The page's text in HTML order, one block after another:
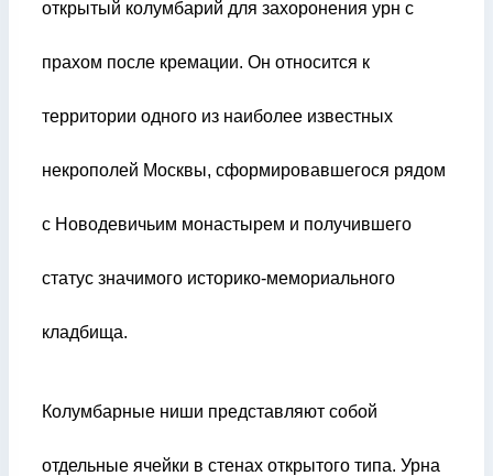
открытый колумбарий для захоронения урн с
прахом после кремации. Он относится к
территории одного из наиболее известных
некрополей Москвы, сформировавшегося рядом
с Новодевичьим монастырем и получившего
статус значимого историко-мемориального
кладбища.
Колумбарные ниши представляют собой
отдельные ячейки в стенах открытого типа. Урна